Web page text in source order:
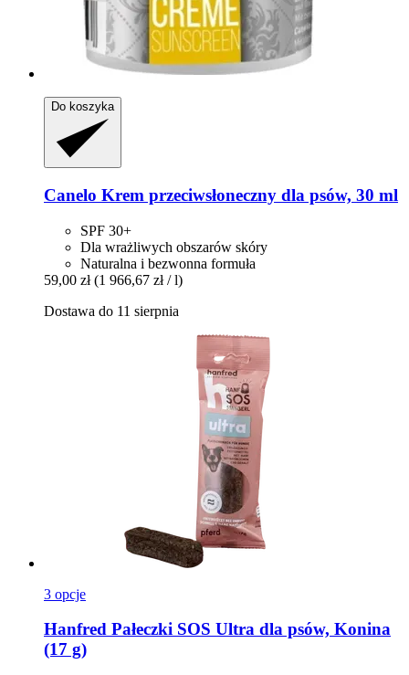
Do koszyka
Canelo Krem przeciwsłoneczny dla psów, 30 ml
SPF 30+
Dla wrażliwych obszarów skóry
Naturalna i bezwonna formuła
59,00 zł (1 966,67 zł / l)
Dostawa do 11 sierpnia
3 opcje
Hanfred Pałeczki SOS Ultra dla psów, Konina
(17 g)